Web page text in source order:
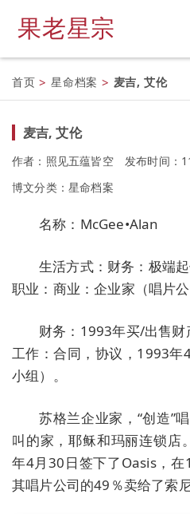
果老星宗
首页 > 星命档案 > 麦吉, 艾伦
麦吉, 艾伦
作者：照见五蕴皆空
发布时间：
博文分类： 星命档案
名称：McGee•Alan
生活方式：财务：极端
职业：商业：企业家（唱片公
财务：1993年买/出售财
工作：合同，协议，1993年
小组）。
苏格兰企业家，“创造”
叫的家，耶稣和玛丽连锁店
年4月30日签下了Oasis，
其唱片公司的49％卖给了索尼